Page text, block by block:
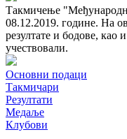
Такмичење
08.12.2019. године. На
резултате и бодове, као
учествовали.
Основни подаци
Такмичари
Резултати
Медаље
Клубови